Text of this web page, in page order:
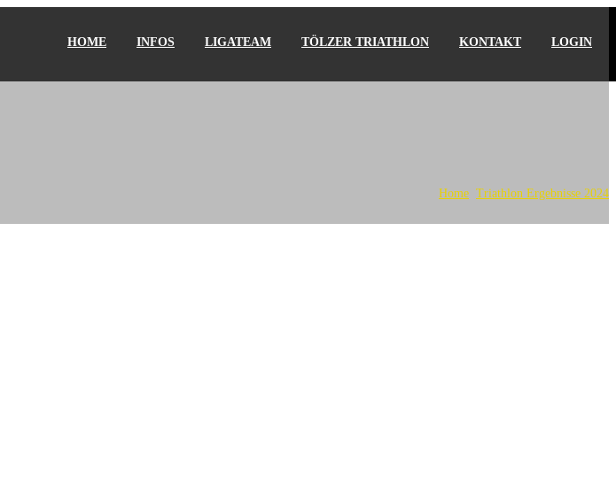
HOME INFOS LIGATEAM TÖLZER TRIATHLON KONTAKT LOGIN
Home Triathlon Ergebnisse 2024